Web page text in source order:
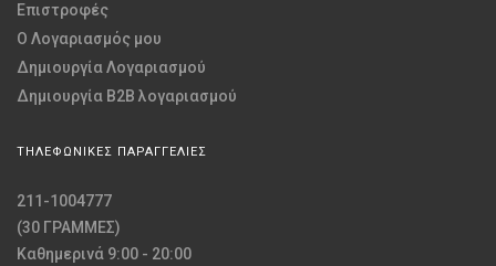
Επιστροφές
O Λογαριασμός μου
Δημιουργία Λογαριασμού
Δημιουργία B2B λογαριασμού
ΤΗΛΕΦΩΝΙΚΕΣ ΠΑΡΑΓΓΕΛΙΕΣ
211-1004777
(30 ΓΡΑΜΜΕΣ)
Καθημερινά 9:00 - 20:00